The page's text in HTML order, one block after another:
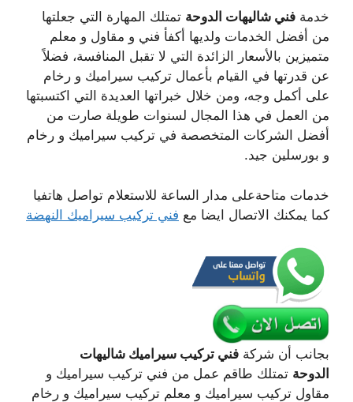
خدمة فني شاليهات الدوحة تمتلك المهارة التي جعلتها
من أفضل الخدمات ولديها أكفأ فني و مقاول و معلم
متميزين بالأسعار الزائدة التي لا تقبل المنافسة، فضلاً
عن قدرتها في القيام بأعمال تركيب سيراميك و رخام
على أكمل وجه، ومن خلال خبراتها العديدة التي اكتسبتها
من العمل في هذا المجال لسنوات طويلة صارت من
أفضل الشركات المتخصصة في تركيب سيراميك و رخام
و بورسلين جيد.
خدمات متاحةعلى مدار الساعة للاستعلام تواصل هاتفيا
كما يمكنك الاتصال ايضا مع فني تركيب سيراميك النهضة
بجانب أن شركة فني تركيب سيراميك شاليهات
الدوحة تمتلك طاقم عمل من فني تركيب سيراميك و
مقاول تركيب سيراميك و معلم تركيب سيراميك و رخام